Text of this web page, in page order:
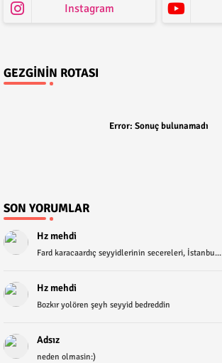
Instagram
GEZGININ ROTASI
Error: Sonuç bulunamadı
SON YORUMLAR
Hz mehdi
Fard karacaardıç seyyidlerinin secereleri, İstanbu...
Hz mehdi
Bozkır yolören şeyh seyyid bedreddin
Adsız
neden olmasin:)